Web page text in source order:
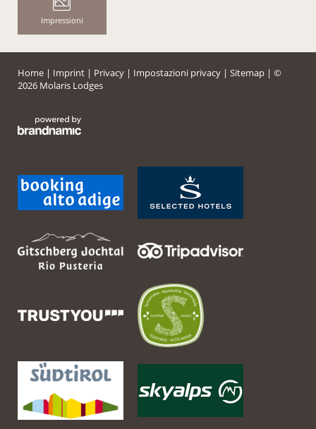
Impressioni
Home | Imprint | Privacy | Impostazioni privacy | Sitemap | ©
2026 Molaris Lodges